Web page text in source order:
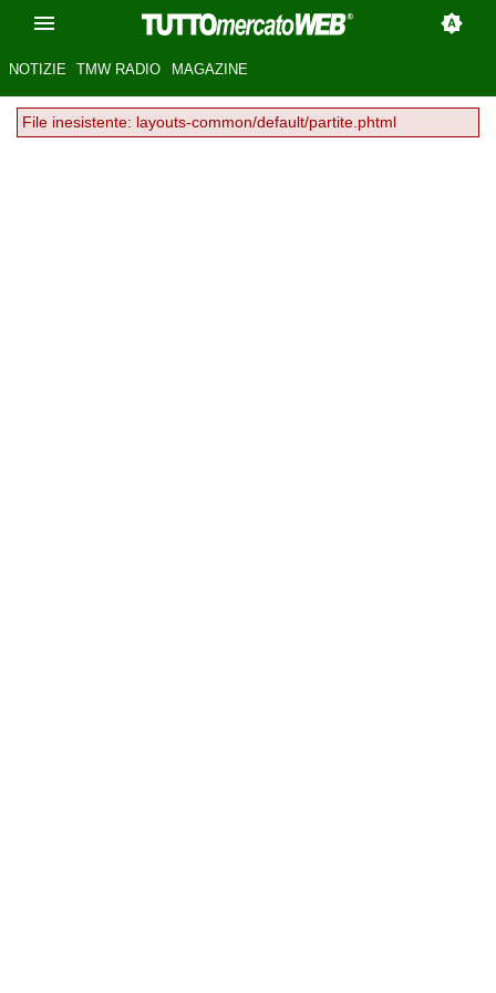
NOTIZIE TMW RADIO MAGAZINE
File inesistente: layouts-common/default/partite.phtml